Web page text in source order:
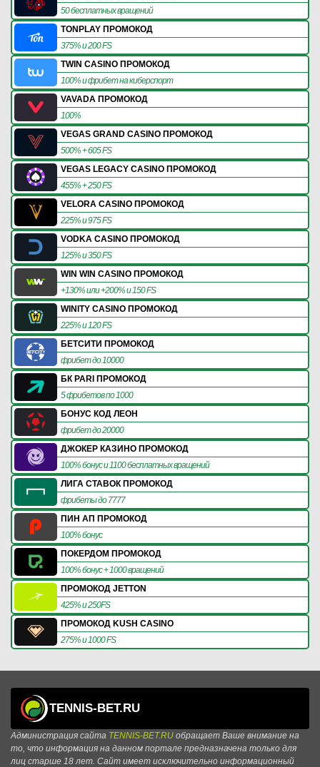
50 бесплатных вращений
TONPLAY ПРОМОКОД
375% и 200 FS
TWIN CASINO ПРОМОКОД
100% и фрибет на киберспорт
VAVADA ПРОМОКОД
100%
VEGAS GRAND CASINO ПРОМОКОД
500% + 605 FS
VEGAS LEGACY CASINO ПРОМОКОД
455% + 250 FS
VELORA CASINO ПРОМОКОД
225% и 975 FS
VODKA CASINO ПРОМОКОД
125% и 350 FS
WIN WIN CASINO ПРОМОКОД
+130% или +200% и 150 FS
WINITY CASINO ПРОМОКОД
225% и 120 FS
БЕТСИТИ ПРОМОКОД
фрибет до 10000
БК PARI ПРОМОКОД
5 фрибетов по 1000
БОНУС КОД ЛЕОН
фрибет до 20000
ДЖОКЕР КАЗИНО ПРОМОКОД
100% бонус и 1100 бесплатных вращений
ЛИГА СТАВОК ПРОМОКОД
фрибеты до 7777
ПИН АП ПРОМОКОД
100% бонус
ПОКЕРДОМ ПРОМОКОД
100% бонус + 1000 вращений
ПРОМОКОД JETTON
425% и 250FS
ПРОМОКОД KUSH CASINO
275% и 1000 FS
TENNIS-BET.RU
Администрация сайта TENNIS-BET.RU обращает Ваше внимание на
то, что информация на данном портале предназначена только для
лиц старше 18 лет. Сайт имеет исключительно информационный